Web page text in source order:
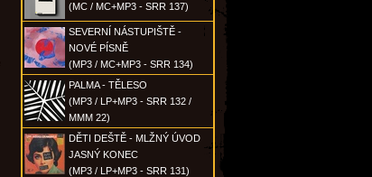
(MC / MC+MP3 - SRR 137)
SEVERNÍ NÁSTUPIŠTĚ -
NOVÉ PÍSNĚ
(MP3 / MC+MP3 - SRR 134)
PALMA - TĚLESO
(MP3 / LP+MP3 - SRR 132 /
MMM 22)
DĚTI DEŠTĚ - MLŽNÝ ÚVOD
JASNÝ KONEC
(MP3 / LP+MP3 - SRR 131)